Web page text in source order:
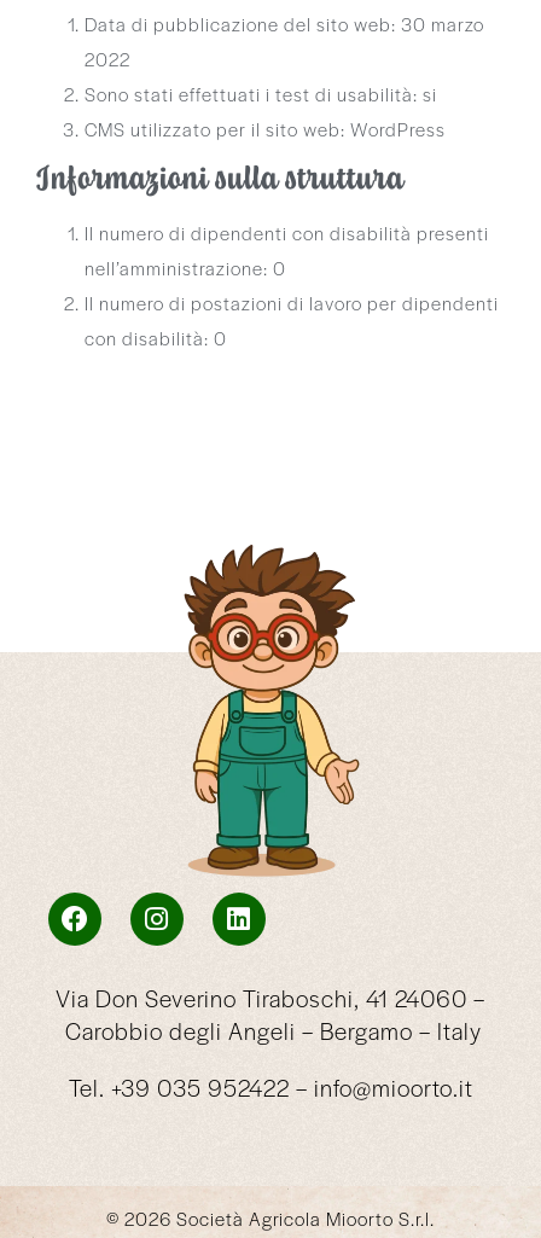
Data di pubblicazione del sito web: 30 marzo
2022
Sono stati effettuati i test di usabilità: si
CMS utilizzato per il sito web: WordPress
Informazioni sulla struttura
Il numero di dipendenti con disabilità presenti
nell’amministrazione: 0
Il numero di postazioni di lavoro per dipendenti
con disabilità: 0
Via Don Severino Tiraboschi, 41 24060 –
Carobbio degli Angeli – Bergamo – Italy
Tel. +39 035 952422 – info@mioorto.it
© 2026 Società Agricola Mioorto S.r.l.